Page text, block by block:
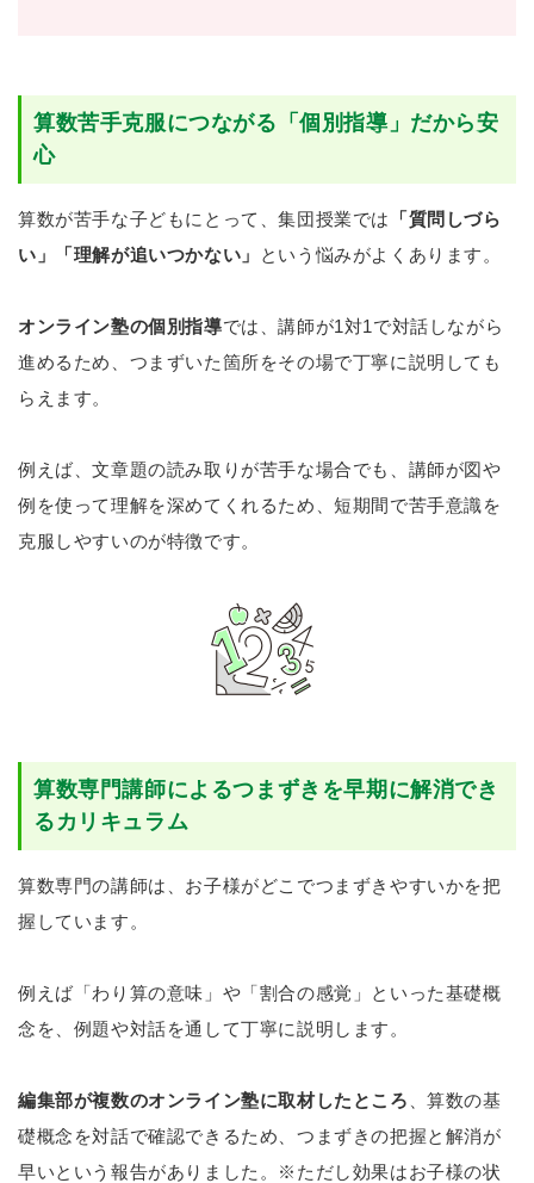
算数苦手克服につながる「個別指導」だから安
心
算数が苦手な子どもにとって、集団授業では
「質問しづら
い」「理解が追いつかない」
という悩みがよくあります。
オンライン塾の個別指導では、講師が1対1で対話しながら
進めるため、つまずいた箇所をその場で丁寧に説明しても
らえます。
例えば、文章題の読み取りが苦手な場合でも、講師が図や
例を使って理解を深めてくれるため、短期間で苦手意識を
克服しやすいのが特徴です。
算数専門講師によるつまずきを早期に解消でき
るカリキュラム
算数専門の講師は、お子様がどこでつまずきやすいかを把
握しています。
例えば「わり算の意味」や「割合の感覚」といった基礎概
念を、例題や対話を通して丁寧に説明します。
編集部が複数のオンライン塾に取材したところ 、算数の基
礎概念を対話で確認できるため、つまずきの把握と解消が
早いという報告がありました。※ただし効果はお子様の状